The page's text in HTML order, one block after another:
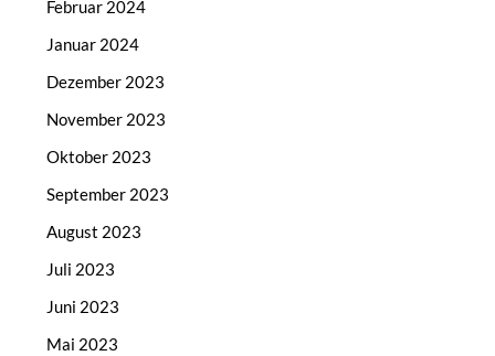
Februar 2024
Januar 2024
Dezember 2023
November 2023
Oktober 2023
September 2023
August 2023
Juli 2023
Juni 2023
Mai 2023